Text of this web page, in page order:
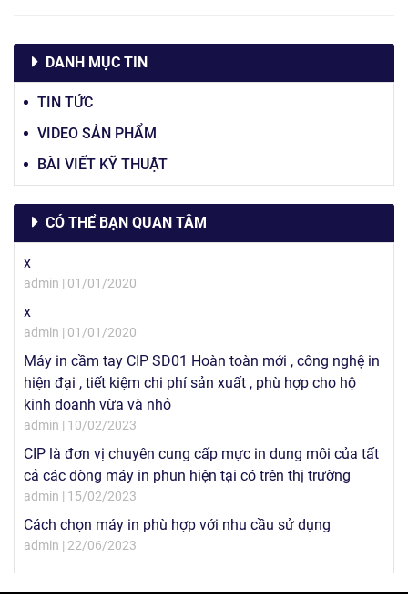
DANH MỤC TIN
TIN TỨC
VIDEO SẢN PHẨM
BÀI VIẾT KỸ THUẬT
CÓ THỂ BẠN QUAN TÂM
x
admin | 01/01/2020
x
admin | 01/01/2020
Máy in cầm tay CIP SD01 Hoàn toàn mới , công nghệ in
hiện đại , tiết kiệm chi phí sản xuất , phù hợp cho hộ
kinh doanh vừa và nhỏ
admin | 10/02/2023
CIP là đơn vị chuyên cung cấp mực in dung môi của tất
cả các dòng máy in phun hiện tại có trên thị trường
admin | 15/02/2023
Cách chọn máy in phù hợp với nhu cầu sử dụng
admin | 22/06/2023